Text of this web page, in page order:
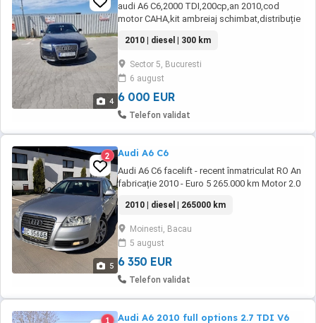
4
audi A6 C6,2000 TDI,200cp,an 2010,cod
motor CAHA,kit ambreiaj schimbat,distribuție
330,proprietar 5 ani,nu necesita
investiții,semne normale de uzura
2010 | diesel | 300 km
Sector 5, Bucuresti
6 august
6 000 EUR
Telefon validat
5
2 Audi A6 C6
Audi A6 C6 facelift - recent înmatriculat RO An
fabricație 2010 - Euro 5 265.000 km Motor 2.0
electrică Cârlig remorcare electric Magazie
CD + card SD Navigație mare color 3D Lumini
de zi led față + spate Bi-xenon adaptiv
Senzori de parcare ...
2010 | diesel | 265000 km
Moinesti, Bacau
5 august
6 350 EUR
Telefon validat
1 Audi A6 2010 full options 2.7 TDI V6